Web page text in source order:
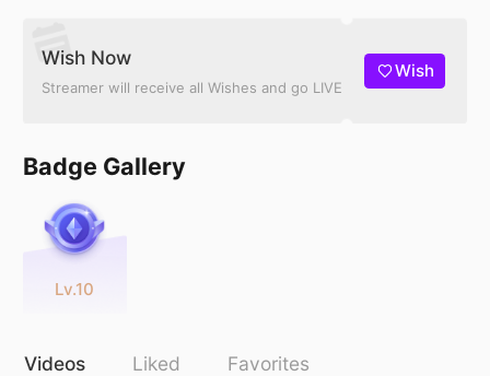
Wish Now
Streamer will receive all Wishes and go LIVE
Wish
Badge Gallery
Lv.10
Videos Liked Favorites